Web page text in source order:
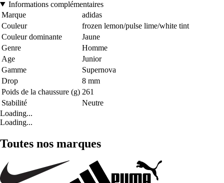
Informations complémentaires
Marque
adidas
Couleur
frozen lemon/pulse lime/white tint
Couleur dominante
Jaune
Genre
Homme
Age
Junior
Gamme
Supernova
Drop
8 mm
Poids de la chaussure (g) 261
Stabilité
Neutre
Loading...
Loading...
Toutes nos marques